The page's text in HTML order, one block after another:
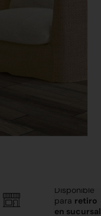
Disponible
para retiro
en sucursal